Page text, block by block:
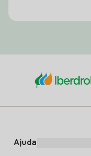
Ajuda